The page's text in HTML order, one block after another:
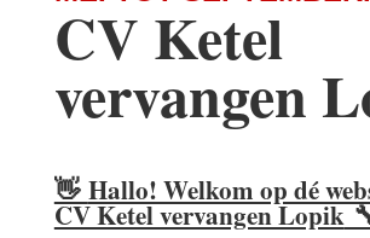
CV Ketel
vervangen
👋 Hallo! Welkom op dé
CV Ketel vervangen Lopik